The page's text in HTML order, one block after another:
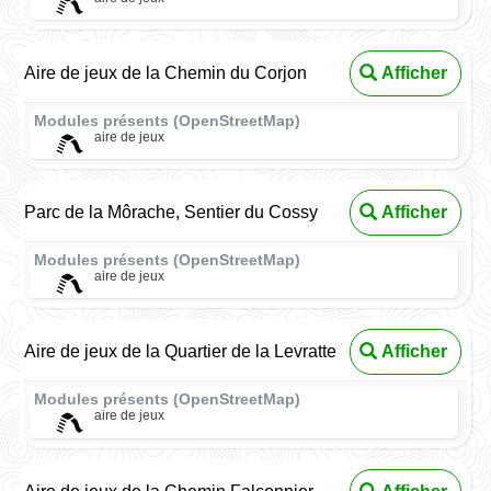
Aire de jeux de la Chemin du Corjon Afficher
Modules présents (OpenStreetMap)
aire de jeux
Parc de la Môrache, Sentier du Cossy Afficher
Modules présents (OpenStreetMap)
aire de jeux
Aire de jeux de la Quartier de la Levratte Afficher
Modules présents (OpenStreetMap)
aire de jeux